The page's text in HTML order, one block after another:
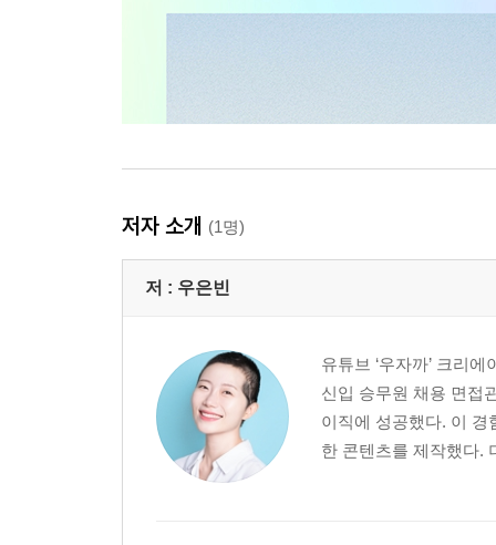
저자 소개 (1명)
저 : 우은빈
유튜브 ‘우자까’ 크리
신입 승무원 채용 면접
이직에 성공했다. 이
한 콘텐츠를 제작했다.